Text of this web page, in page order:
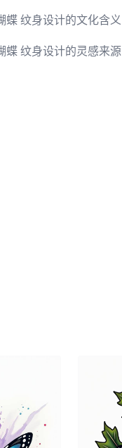
蝶 纹身设计的文化含义
蝶 纹身设计的灵感来源